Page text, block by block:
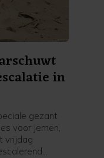
in
gezant
voor Jemen,
vrijdag